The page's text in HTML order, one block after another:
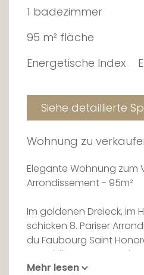
1 badezimmer
95 m² fläche
Energetische Index
E
Siehe detaillierte
Wohnung zu
Elegante Wohnung zum
Arrondissement - 95m²
Im goldenen Dreieck, im
schicken 8. Pariser
du Faubourg Saint
Immobilienagentur
außergewöhnliche
Mehr lesen